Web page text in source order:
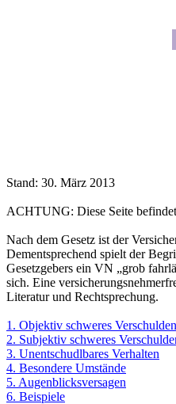
Stand: 30. März 2013
ACHTUNG: Diese Seite
Nach dem Gesetz ist der
Dementsprechend spielt der
Gesetzgebers ein VN „grob
sich. Eine
Literatur und Rechtsprechung.
1. Objektiv schweres Verschulden
2. Subjektiv schweres
3. Unentschudlbares Verhalten
4. Besondere Umstände
5. Augenblicksversagen
6. Beispiele